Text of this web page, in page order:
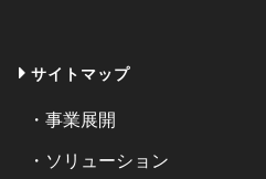
サイトマップ
事業展開
ソリューション